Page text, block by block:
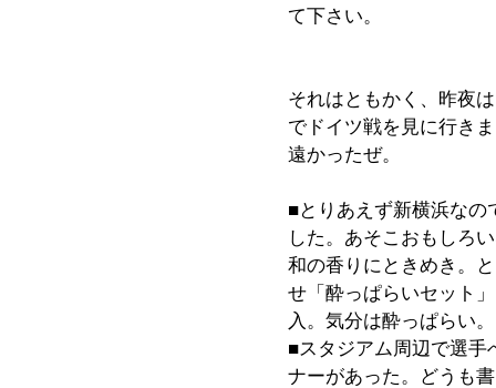
て下さい。
それはともかく、昨夜
でドイツ戦を見に行き
遠かったぜ。
■とりあえず新横浜なの
した。あそこおもしろ
和の香りにときめき。
せ「酔っぱらいセット
入。気分は酔っぱらい。
■スタジアム周辺で選手
ナーがあった。どうも